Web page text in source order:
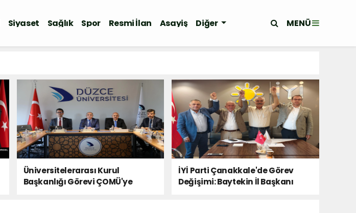
Siyaset Sağlık Spor Resmi İlan Asayiş Diğer MENÜ
Üniversitelerarası Kurul
Başkanlığı Görevi ÇOMÜ'ye
İYİ Parti Çanakkale'de Görev
Değişimi: Baytekin İl Başkanı